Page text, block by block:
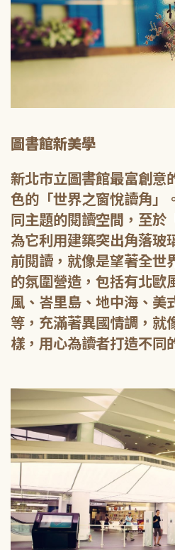
圖書館新美學
新北市立圖書館最富創意
色的「世界之窗悅讀角」
同主題的閱讀空間，至於
為它利用建築突出角落玻
前閱讀，就像是望著全世
的氛圍營造，包括有北歐
風、峇里島、地中海、美
等，充滿著異國情調，就
樣，用心為讀者打造不同